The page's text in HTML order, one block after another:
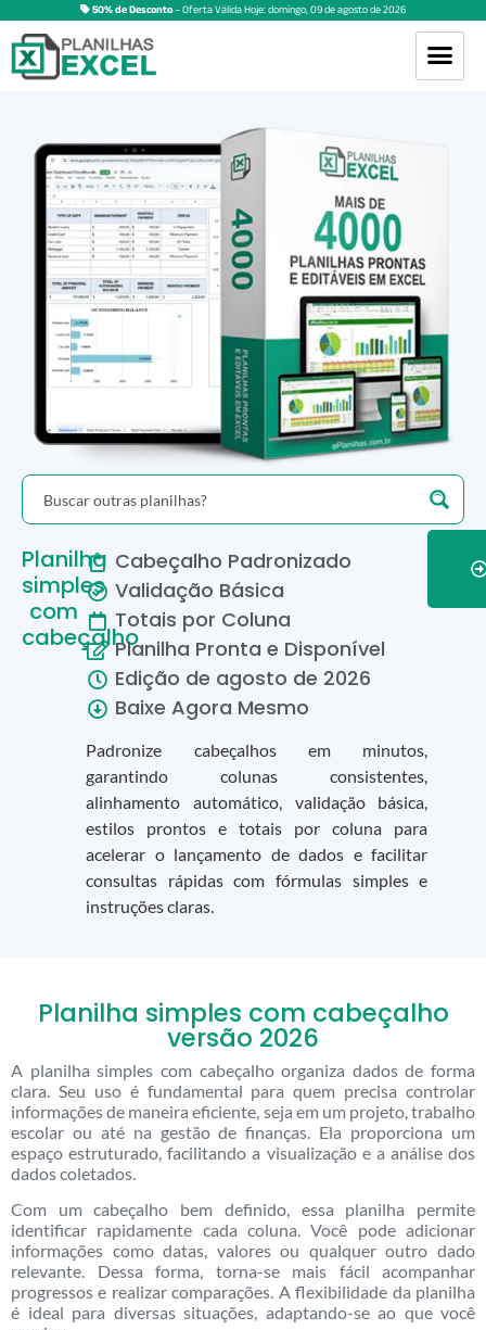
50% de Desconto– Oferta Válida Hoje:domingo,09deagostode2026
Planilha
simples
com
cabeçalho
Cabeçalho Padronizado
Validação Básica
Totais por Coluna
Planilha Pronta e Disponível
Edição de agosto de 2026
Baixe Agora Mesmo
Padronize cabeçalhos em minutos,
garantindo colunas consistentes,
alinhamento automático, validação básica,
estilos prontos e totais por coluna para
acelerar o lançamento de dados e facilitar
consultas rápidas com fórmulas simples e
instruções claras.
Planilha simples com cabeçalho
versão 2026
A planilha simples com cabeçalho organiza dados de forma
clara. Seu uso é fundamental para quem precisa controlar
informações de maneira eficiente, seja em um projeto, trabalho
escolar ou até na gestão de finanças. Ela proporciona um
espaço estruturado, facilitando a visualização e a análise dos
dados coletados.
Com um cabeçalho bem definido, essa planilha permite
identificar rapidamente cada coluna. Você pode adicionar
informações como datas, valores ou qualquer outro dado
relevante. Dessa forma, torna-se mais fácil acompanhar
progressos e realizar comparações. A flexibilidade da planilha
é ideal para diversas situações, adaptando-se ao que você